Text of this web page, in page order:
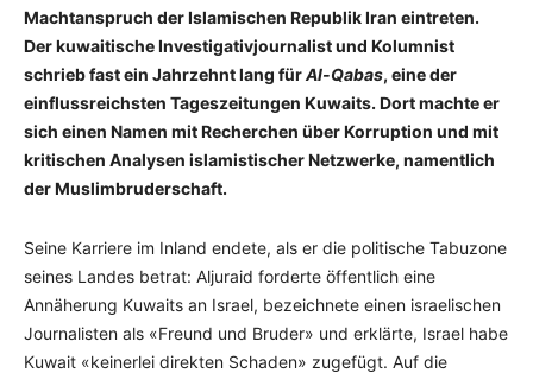
Machtanspruch der Islamischen Republik Iran eintreten.
Der kuwaitische Investigativjournalist und Kolumnist
schrieb fast ein Jahrzehnt lang fürAl-Qabas, eine der
einflussreichsten Tageszeitungen Kuwaits. Dort machte er
sich einen Namen mit Recherchen über Korruption und mit
kritischen Analysen islamistischer Netzwerke, namentlich
der Muslimbruderschaft.
Seine Karriere im Inland endete, als er die politische Tabuzone
seines Landes betrat: Aljuraid forderte öffentlich eine
Annäherung Kuwaits an Israel, bezeichnete einen israelischen
Journalisten als «Freund und Bruder» und erklärte, Israel habe
Kuwait «keinerlei direkten Schaden» zugefügt. Auf die